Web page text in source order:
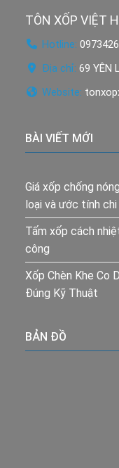
TÔN XỐP VIỆT
Hotline:
Địa chỉ: 69 YÊN
Website:
BÀI VIẾT MỚI
Giá xốp chống
loại và ước tính
Tấm xốp cách
công
Xốp Chèn Khe Co
Đúng Kỹ Thuật
BẢN ĐỒ